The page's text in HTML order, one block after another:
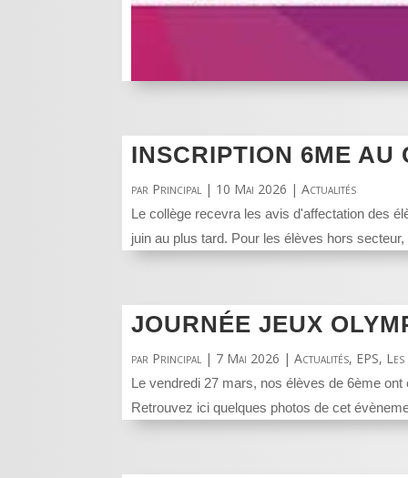
INSCRIPTION 6ME AU
par Principal | 10 Mai 2026 |Actualités
Le collège recevra les avis d'affectation des
juin au plus tard. Pour les élèves hors
JOURNÉE JEUX
par Principal | 7 Mai 2026 |Actualités, EPS,
Le vendredi 27 mars, nos élèves de 6ème
Retrouvez ici quelques photos de cet